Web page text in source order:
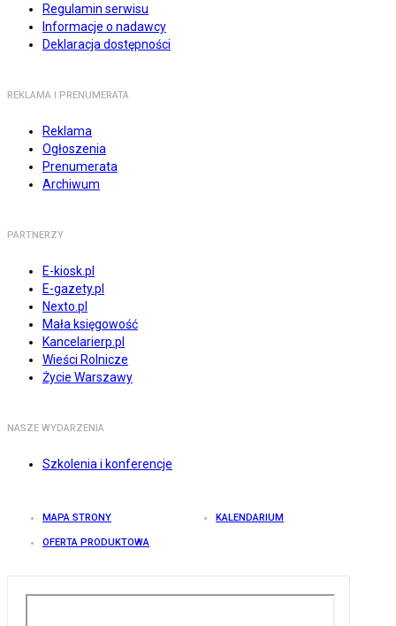
Regulamin serwisu
Informacje o nadawcy
Deklaracja dostępności
REKLAMA I PRENUMERATA
Reklama
Ogłoszenia
Prenumerata
Archiwum
PARTNERZY
E-kiosk.pl
E-gazety.pl
Nexto.pl
Mała księgowość
Kancelarierp.pl
Wieści Rolnicze
Życie Warszawy
NASZE WYDARZENIA
Szkolenia i konferencje
MAPA STRONY KALENDARIUM
OFERTA PRODUKTOWA